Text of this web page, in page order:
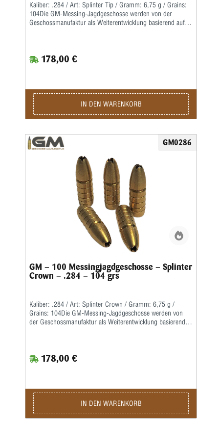
Kaliber: .284 / Art: Splinter Tip / Gramm: 6,75 g / Grains:
104Die GM-Messing-Jagdgeschosse werden von der
Geschossmanufaktur als Weiterentwicklung basierend auf
im Lauf bleibt dabei durch die spezielle Messinglegierung
gering.Die Teilzerlegungs-Geschosse fragmentieren im
Wiederlader liefern wir die Geschosse als Splinter Crown in
klassischer Form mit offener Hohlspitze sowie als Splinter
Tip mit zusätzlicher Polymerspitze.Die Kino-Geschosse
werden in preiswerter massiver Ausführung geliefert und
Jagdgeschosse.
178,00 €
IN DEN WARENKORB
GM0286
GM – 100 Messingjagdgeschosse – Splinter
Crown – .284 – 104 grs
Kaliber: .284 / Art: Splinter Crown / Gramm: 6,75 g /
Grains: 104Die GM-Messing-Jagdgeschosse werden von
der Geschossmanufaktur als Weiterentwicklung basierend
im Lauf bleibt dabei durch die spezielle Messinglegierung
gering.Die Teilzerlegungs-Geschosse fragmentieren im
Wiederlader liefern wir die Geschosse als Splinter Crown in
klassischer Form mit offener Hohlspitze sowie als Splinter
Tip mit zusätzlicher Polymerspitze.Die Kino-Geschosse
werden in preiswerter massiver Ausführung geliefert und
178,00 €
IN DEN WARENKORB